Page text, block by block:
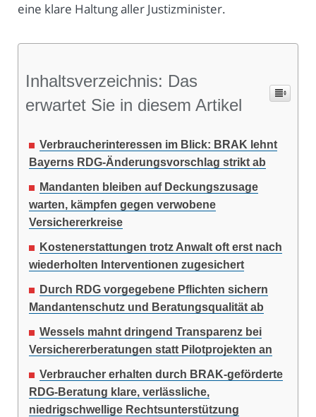
eine klare Haltung aller Justizminister.
Inhaltsverzeichnis: Das
erwartet Sie in diesem Artikel
Verbraucherinteressen im Blick: BRAK lehnt
Bayerns RDG-Änderungsvorschlag strikt ab
Mandanten bleiben auf Deckungszusage
warten, kämpfen gegen verwobene
Versichererkreise
Kostenerstattungen trotz Anwalt oft erst nach
wiederholten Interventionen zugesichert
Durch RDG vorgegebene Pflichten sichern
Mandantenschutz und Beratungsqualität ab
Wessels mahnt dringend Transparenz bei
Versichererberatungen statt Pilotprojekten an
Verbraucher erhalten durch BRAK-geförderte
RDG-Beratung klare, verlässliche,
niedrigschwellige Rechtsunterstützung